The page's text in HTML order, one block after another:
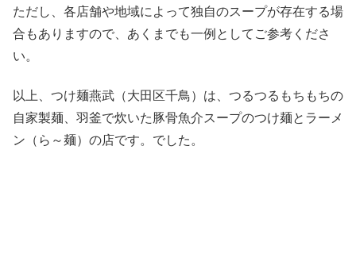
ただし、各店舗や地域によって独自のスープが存在する場
合もありますので、あくまでも一例としてご参考くださ
い。
以上、つけ麺燕武（大田区千鳥）は、つるつるもちもちの
自家製麺、羽釜で炊いた豚骨魚介スープのつけ麺とラーメ
ン（ら～麺）の店です。でした。